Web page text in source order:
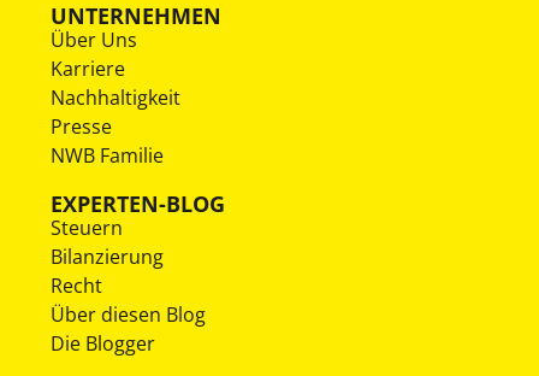
UNTERNEHMEN
Über Uns
Karriere
Nachhaltigkeit
Presse
NWB Familie
EXPERTEN-BLOG
Steuern
Bilanzierung
Recht
Über diesen Blog
Die Blogger